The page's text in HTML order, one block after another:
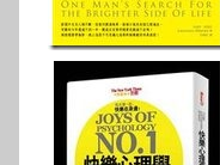
服